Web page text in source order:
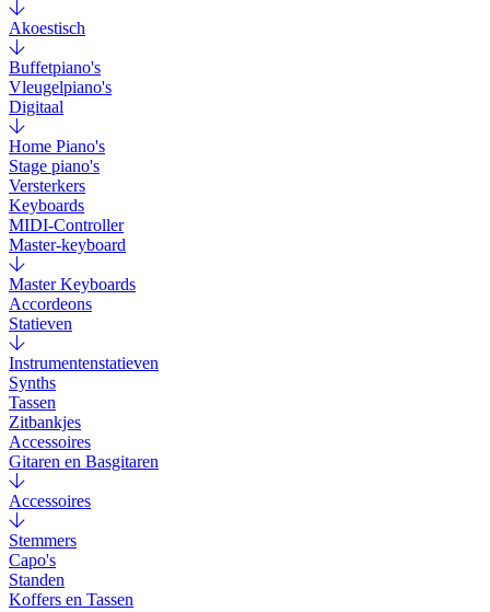
Akoestisch
Buffetpiano's
Vleugelpiano's
Digitaal
Home Piano's
Stage piano's
Versterkers
Keyboards
MIDI-Controller
Master-keyboard
Master Keyboards
Accordeons
Statieven
Instrumentenstatieven
Synths
Tassen
Zitbankjes
Accessoires
Gitaren en Basgitaren
Accessoires
Stemmers
Capo's
Standen
Koffers en Tassen